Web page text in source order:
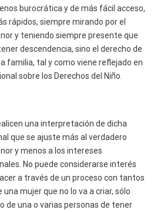
burocrática y de más fácil acceso,
rápidos, siempre mirando por el
y teniendo siempre presente que
descendencia, sino el derecho de
familia, tal y como viene reflejado en
sobre los Derechos del Niño.
una interpretación de dicha
que se ajuste más al verdadero
y menos a los intereses
No puede considerarse interés
a través de un proceso con tantos
mujer que no lo va a criar, sólo
de una o varias personas de tener